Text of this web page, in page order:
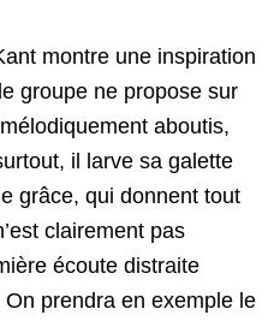
montre une inspiration
groupe ne propose sur
aboutis,
il larve sa galette
grâce, qui donnent tout
clairement pas
écoute distraite
prendra en exemple le